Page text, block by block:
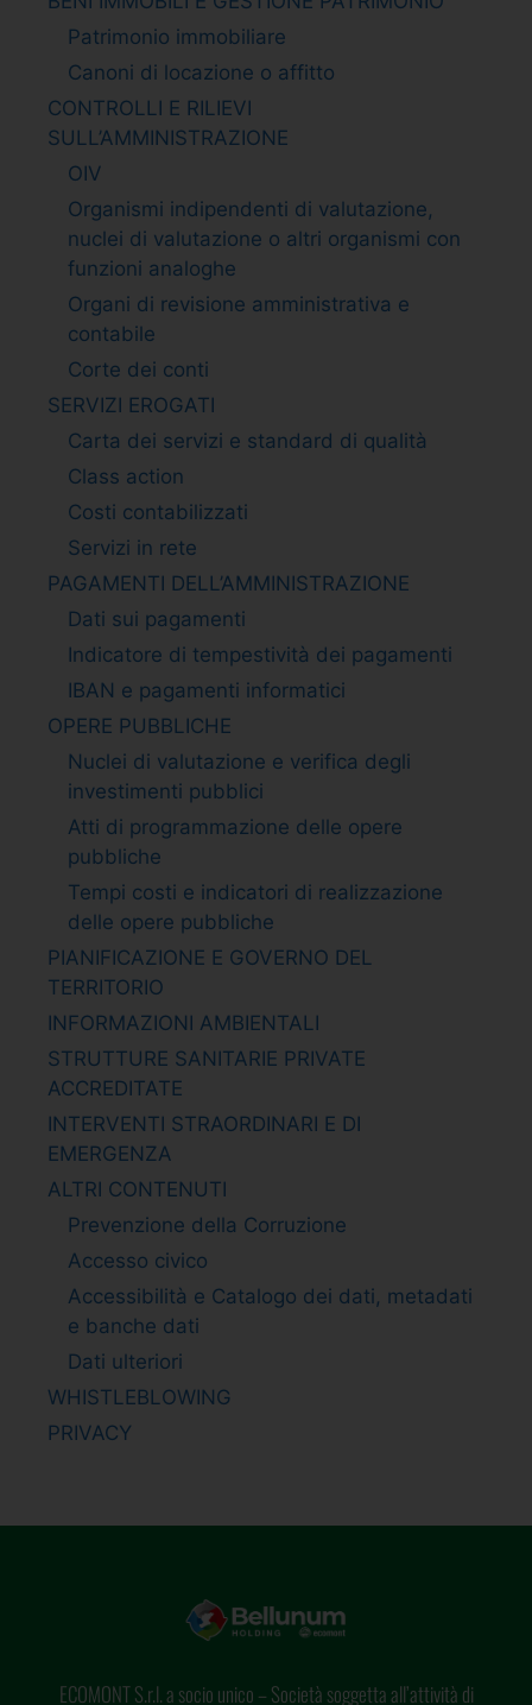
Patrimonio immobiliare
Canoni di locazione o affitto
CONTROLLI E RILIEVI
SULL’AMMINISTRAZIONE
OIV
Organismi indipendenti di valutazione,
nuclei di valutazione o altri organismi con
funzioni analoghe
Organi di revisione amministrativa e
contabile
Corte dei conti
SERVIZI EROGATI
Carta dei servizi e standard di qualità
Class action
Costi contabilizzati
Servizi in rete
PAGAMENTI DELL’AMMINISTRAZIONE
Dati sui pagamenti
Indicatore di tempestività dei pagamenti
IBAN e pagamenti informatici
OPERE PUBBLICHE
Nuclei di valutazione e verifica degli
investimenti pubblici
Atti di programmazione delle opere
pubbliche
Tempi costi e indicatori di realizzazione
delle opere pubbliche
PIANIFICAZIONE E GOVERNO DEL
TERRITORIO
INFORMAZIONI AMBIENTALI
STRUTTURE SANITARIE PRIVATE
ACCREDITATE
INTERVENTI STRAORDINARI E DI
EMERGENZA
ALTRI CONTENUTI
Prevenzione della Corruzione
Accesso civico
Accessibilità e Catalogo dei dati, metadati
e banche dati
Dati ulteriori
WHISTLEBLOWING
PRIVACY
ECOMONT S.r.l. a socio unico – Società soggetta all’attività di